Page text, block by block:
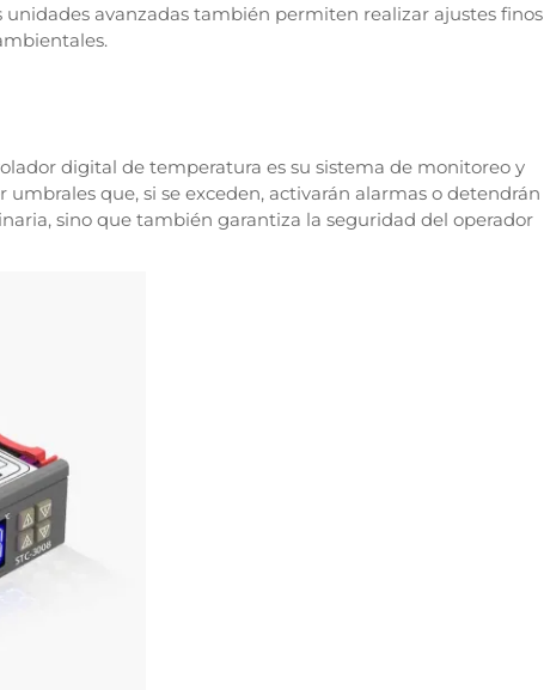
unidades avanzadas también permiten realizar ajustes finos
digital de temperatura es su sistema de monitoreo y
umbrales que, si se exceden, activarán alarmas o detendrán
sino que también garantiza la seguridad del operador